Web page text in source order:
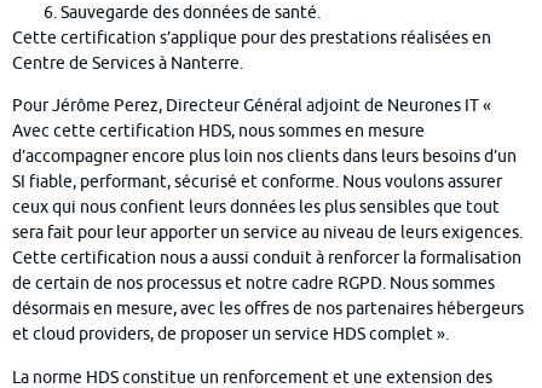
Sauvegarde des données de santé.
Cette certification s’applique pour des prestations réalisées en
Centre de Services à Nanterre.
Pour Jérôme Perez, Directeur Général adjoint de Neurones IT «
Avec cette certification HDS, nous sommes en mesure
d’accompagner encore plus loin nos clients dans leurs besoins d’un
SI fiable, performant, sécurisé et conforme. Nous voulons assurer
ceux qui nous confient leurs données les plus sensibles que tout
sera fait pour leur apporter un service au niveau de leurs exigences.
Cette certification nous a aussi conduit à renforcer la formalisation
de certain de nos processus et notre cadre RGPD. Nous sommes
désormais en mesure, avec les offres de nos partenaires hébergeurs
et cloud providers, de proposer un service HDS complet ».
La norme HDS constitue un renforcement et une extension des